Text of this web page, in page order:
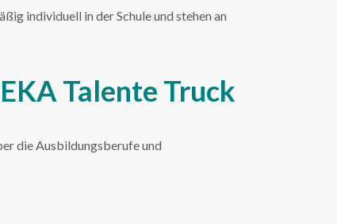
individuell in der Schule und stehen an
Talente Truck
die Ausbildungsberufe und